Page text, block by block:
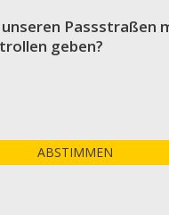
Passstraßen
geben?
ABSTIMMEN